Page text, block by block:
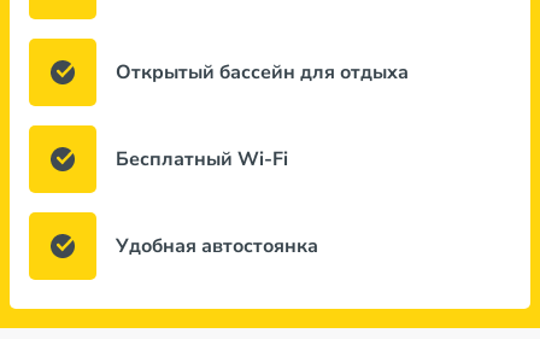
Открытый бассейн для отдыха
Бесплатный Wi-Fi
Удобная автостоянка